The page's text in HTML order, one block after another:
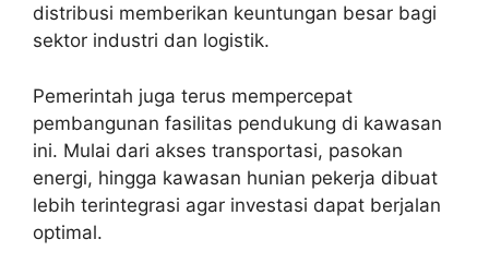
distribusi memberikan keuntungan besar bagi
sektor industri dan logistik.
Pemerintah juga terus mempercepat
pembangunan fasilitas pendukung di kawasan
ini. Mulai dari akses transportasi, pasokan
energi, hingga kawasan hunian pekerja dibuat
lebih terintegrasi agar investasi dapat berjalan
optimal.